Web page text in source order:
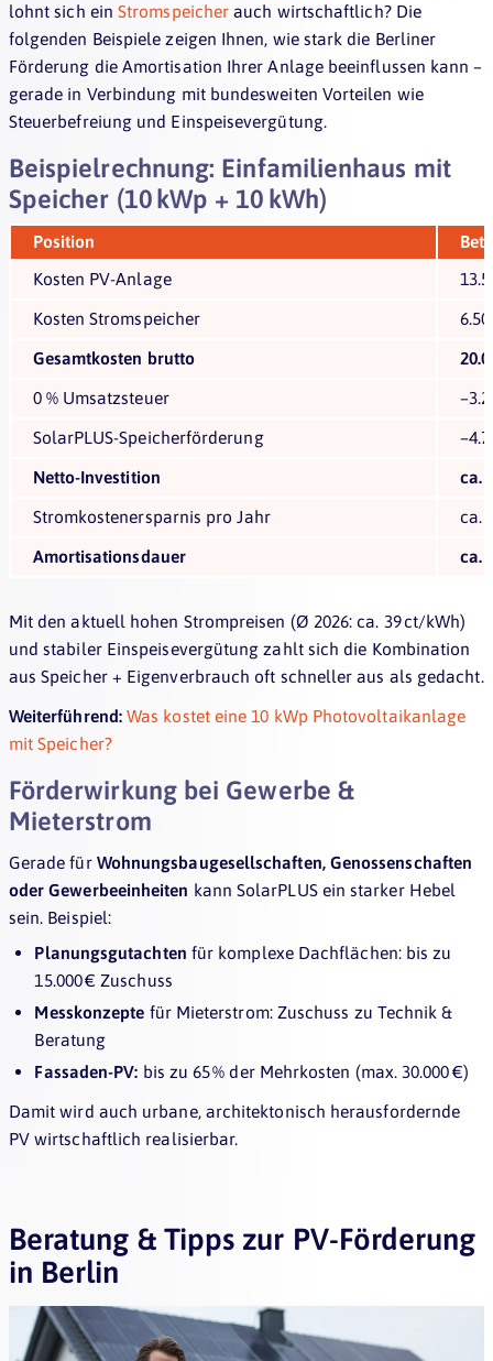
lohnt sich einStromspeicherauch wirtschaftlich? Die
folgenden Beispiele zeigen Ihnen, wie stark die Berliner
Förderung die Amortisation Ihrer Anlage beeinflussen kann –
gerade in Verbindung mit bundesweiten Vorteilen wie
Steuerbefreiung und Einspeisevergütung.
Beispielrechnung: Einfamilienhaus mit
Speicher (10 kWp + 10 kWh)
Position
Kosten PV-Anlage
Kosten Stromspeicher
Gesamtkosten brutto
0 % Umsatzsteuer
SolarPLUS-Speicherförderung
Netto-Investition
ca.
Stromkostenersparnis pro Jahr
ca.
Amortisationsdauer
ca.
Mit den aktuell hohen Strompreisen (Ø 2026: ca. 39 ct/kWh)
und stabiler Einspeisevergütung zahlt sich die Kombination
aus Speicher + Eigenverbrauch oft schneller aus als gedacht.
Weiterführend:Was kostet eine 10 kWp Photovoltaikanlage
mit Speicher?
Förderwirkung bei Gewerbe &
Mieterstrom
Gerade für Wohnungsbaugesellschaften, Genossenschaften
oder Gewerbeeinheiten kann SolarPLUS ein starker Hebel
sein. Beispiel:
Planungsgutachten für komplexe Dachflächen: bis zu
15.000 € Zuschuss
Messkonzepte für Mieterstrom: Zuschuss zu Technik &
Beratung
Fassaden-PV: bis zu 65 % der Mehrkosten (max. 30.000 €)
Damit wird auch urbane, architektonisch herausfordernde
PV wirtschaftlich realisierbar.
Beratung & Tipps zur PV-Förderung
in Berlin